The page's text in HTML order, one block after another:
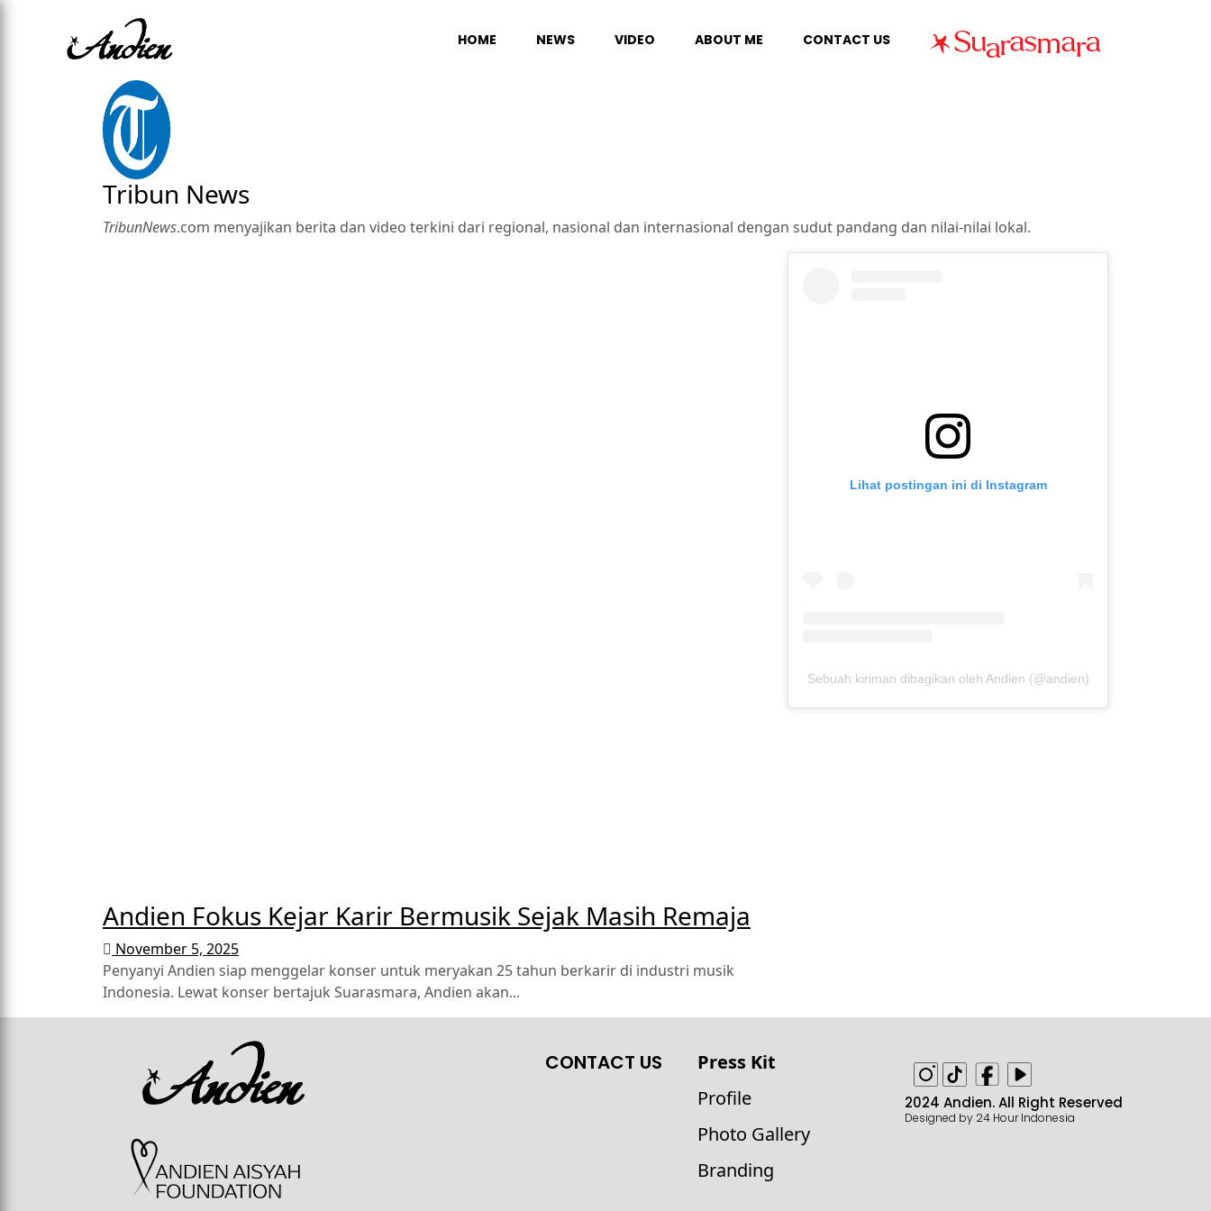
HOME NEWS VIDEO ABOUT ME CONTACT US
Tribun News
TribunNews.com menyajikan berita dan video terkini dari regional, nasional dan internasional dengan sudut pandang dan nilai-nilai lokal.
Andien Fokus Kejar Karir Bermusik Sejak Masih Remaja
November 5, 2025
Penyanyi Andien siap menggelar konser untuk meryakan 25 tahun berkarir di industri musik
Indonesia. Lewat konser bertajuk Suarasmara, Andien akan...
Lihat postingan ini di Instagram
Sebuah kiriman dibagikan oleh Andien (@andien)
CONTACT US
Press Kit
Profile
Photo Gallery
Branding
2024 Andien. All Right Reserved
Designed by 24 Hour Indonesia